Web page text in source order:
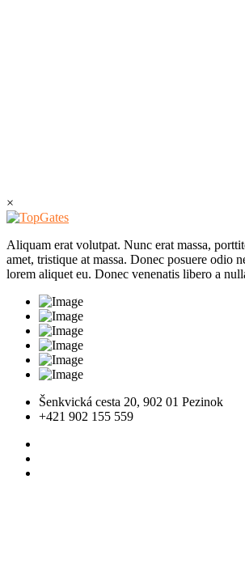
×
Aliquam erat volutpat. Nunc erat massa,
amet, tristique at massa. Donec posuere odio
lorem aliquet eu. Donec venenatis libero a
Šenkvická cesta 20, 902 01 Pezinok
+421 902 155 559